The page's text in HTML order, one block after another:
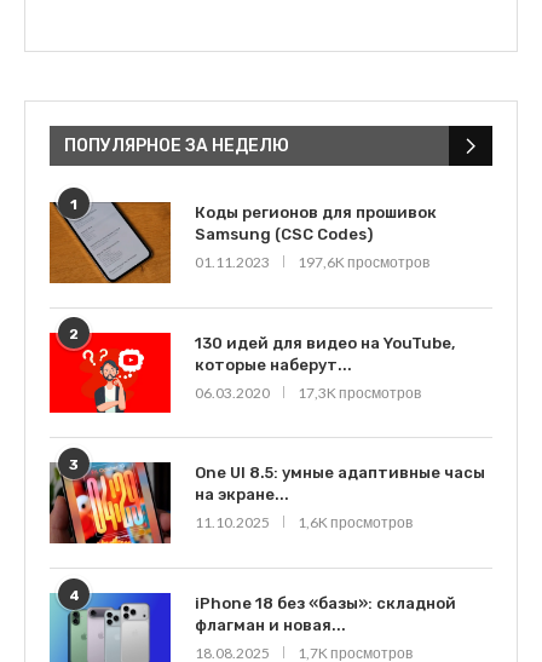
ПОПУЛЯРНОЕ ЗА НЕДЕЛЮ
1
Коды регионов для прошивок
Samsung (CSC Codes)
01.11.2023
197,6K просмотров
2
130 идей для видео на YouTube,
которые наберут...
06.03.2020
17,3K просмотров
3
One UI 8.5: умные адаптивные часы
на экране...
11.10.2025
1,6K просмотров
4
iPhone 18 без «базы»: складной
флагман и новая...
18.08.2025
1,7K просмотров